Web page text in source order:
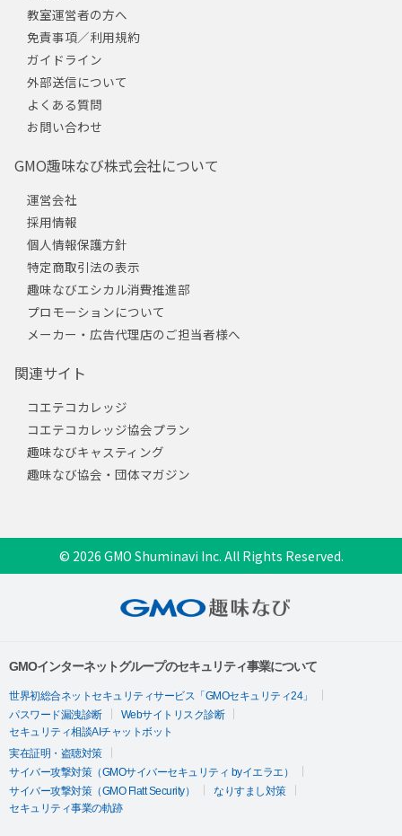
教室運営者の方へ
免責事項／利用規約
ガイドライン
外部送信について
よくある質問
お問い合わせ
GMO趣味なび株式会社について
運営会社
採用情報
個人情報保護方針
特定商取引法の表示
趣味なびエシカル消費推進部
プロモーションについて
メーカー・広告代理店のご担当者様へ
関連サイト
コエテコカレッジ
コエテコカレッジ協会プラン
趣味なびキャスティング
趣味なび協会・団体マガジン
© 2026 GMO Shuminavi Inc. All Rights Reserved.